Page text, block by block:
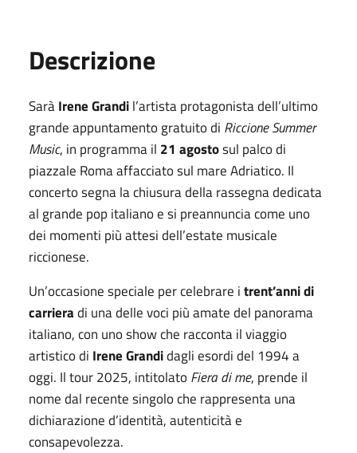
Descrizione
SaràIrene Grandil’artista protagonista dell’ultimo
grande appuntamento gratuito di Riccione Summer
Music, in programma il 21 agostosul palco di
piazzale Roma affacciato sul mare Adriatico. Il
concerto segna la chiusura della rassegna dedicata
al grande pop italiano e si preannuncia come uno
dei momenti più attesi dell’estate musicale
riccionese.
Un’occasione speciale per celebrare itrent’anni di
carrieradi una delle voci più amate del panorama
italiano, con uno show che racconta il viaggio
artistico di Irene Grandidagli esordi del 1994 a
oggi. Il tour 2025, intitolatoFiera di me, prende il
nome dal recente singolo che rappresenta una
dichiarazione d’identità, autenticità e
consapevolezza.